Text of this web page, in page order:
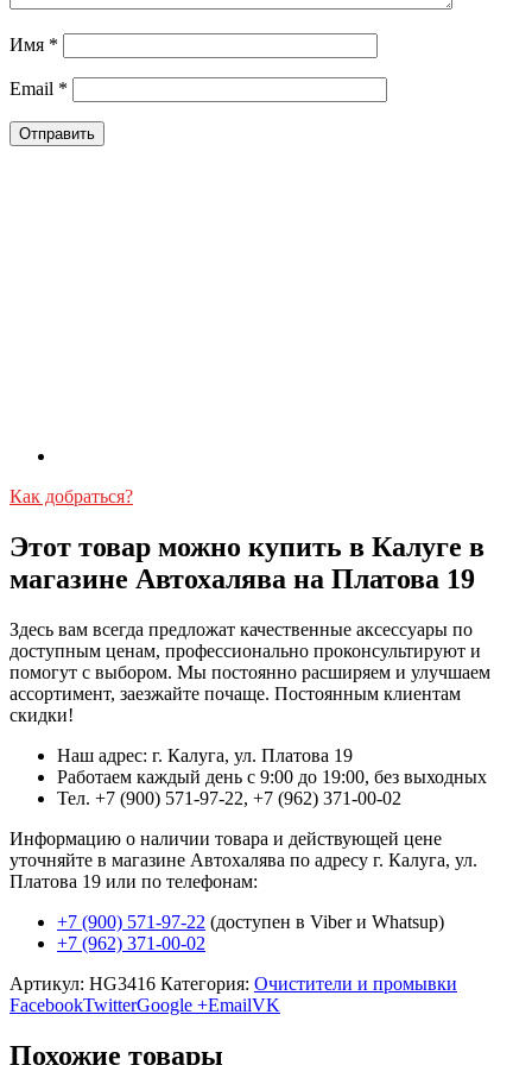
Имя *
Email *
Как добраться?
Этот товар можно купить в Калуге в
магазине Автохалява на Платова 19
Здесь вам всегда предложат качественные аксессуары по
доступным ценам, профессионально проконсультируют и
помогут с выбором. Мы постоянно расширяем и улучшаем
ассортимент, заезжайте почаще. Постоянным клиентам
скидки!
Наш адрес: г. Калуга, ул. Платова 19
Работаем каждый день с 9:00 до 19:00, без выходных
Тел. +7 (900) 571-97-22, +7 (962) 371-00-02
Информацию о наличии товара и действующей цене
уточняйте в магазине Автохалява по адресу г. Калуга, ул.
Платова 19 или по телефонам:
+7 (900) 571-97-22 (доступен в Viber и Whatsup)
+7 (962) 371-00-02
Артикул: HG3416 Категория: Очистители и промывки
FacebookTwitterGoogle +EmailVK
Похожие товары